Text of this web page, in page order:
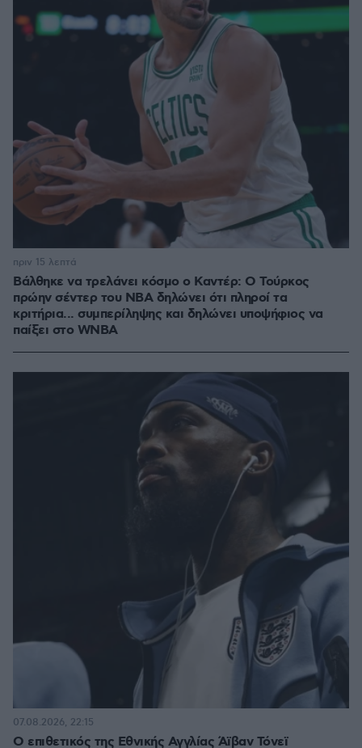
Βάλθηκε να τρελάνει κόσμο ο Καντέρ: Ο Τούρκος
πρώην σέντερ του NBA δηλώνει ότι πληροί τα
κριτήρια... συμπερίληψης και δηλώνει υποψήφιος να
παίξει στο WNBA
πριν 15 λεπτά
Ο επιθετικός της Εθνικής Αγγλίας Άϊβαν Τόνεϊ
07.08.2026, 22:15